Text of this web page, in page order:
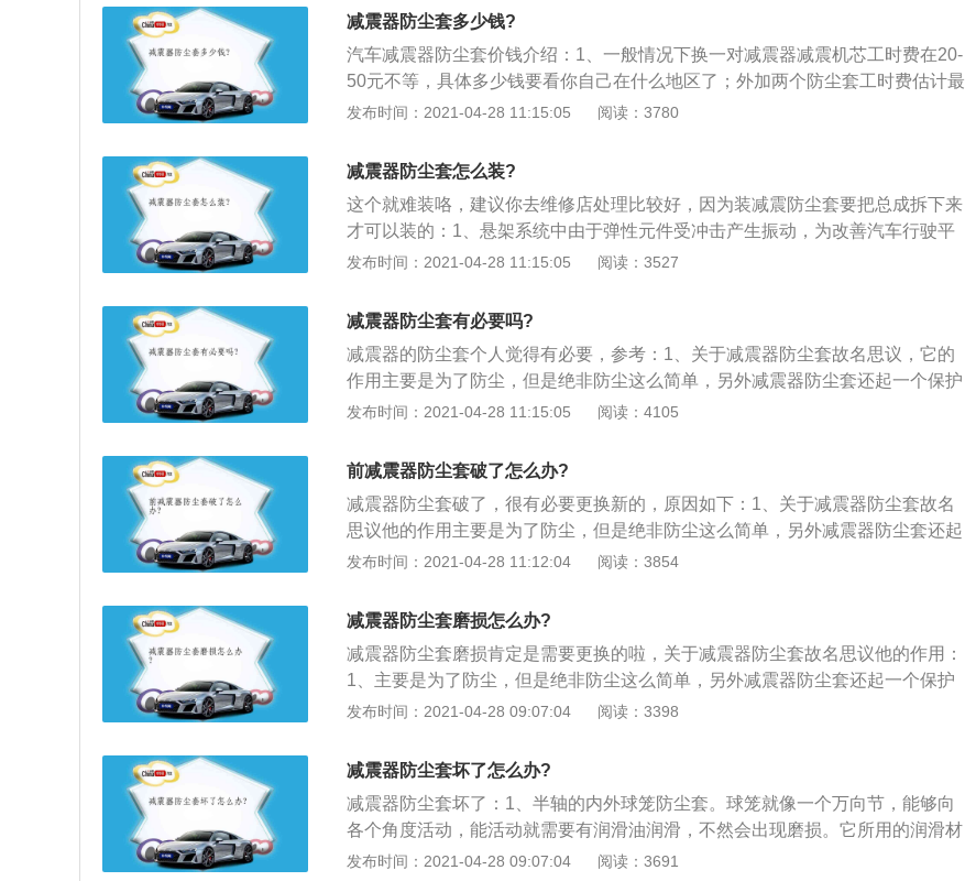
时需要更换的，可以进行更换。
条。如果漏油不能消除，应将减震器拔出来。如果有发夹或重量不等于重量，则
进一步检查活塞与气缸之间的间隙是否过大，减震器活塞杆是否弯曲，以及活塞
杆表面。气缸上是否有划痕或拉痕；3、如果避震器没有漏油，检查避震器的连
接销、连杆、连接孔、橡胶衬套是否损坏、脱焊、断裂或脱落。如果上述检查正
常，则应进一步分解减震器，以检查活塞与气缸之间的间隙是否过大，气缸是否
弹簧是否太软或断裂。适当修理或更换零件。
减震器防尘套多少钱?
汽车减震器防尘套价钱介绍：1、一般情况下换一对减震器减震机芯工时费在20-
50元不等，具体多少钱要看你自己在什么地区了；外加两个防尘套工时费估计最
多50元。所以换个减震器机芯和防尘套最多工时费100元；2、当某一个减振器损
就会大大降低，最明显的表现就是过颠簸路面或减速带时，该车轮发出“咣咣”的
响声；3、时该车轮与地面之间的附着力降低，在遇到颠簸路况或在过弯时，这
个车轮会离开地面，汽车有失控的危险，所以，减振器漏油后，要降低汽车的行
驶速度，特别是过弯时的速度；还有就是汽车在过弯时车身的侧倾会增大，严重
时会发生侧滑。
发布时间：2021-04-28 11:15:05 阅读：3780
减震器防尘套怎么装?
这个就难装咯，建议你去维修店处理比较好，因为装减震防尘套要把总成拆下来
才可以装的：1、悬架系统中由于弹性元件受冲击产生振动，为改善汽车行驶平
顺性，悬架中与弹性元件并联安装减振器，为衰减振动；2、汽车悬架系统中采
相对运动时；3、减振器内的活塞上下移动，减振器腔内的油液便反复地从一个
腔经过不同的孔隙流入另一个腔内。
发布时间：2021-04-28 11:15:05 阅读：3527
减震器防尘套有必要吗?
减震器的防尘套个人觉得有必要，参考：1、关于减震器防尘套故名思议，它的
作用主要是为了防尘，但是绝非防尘这么简单，另外减震器防尘套还起一个保护
的作用，保护里面的润滑油不被流出保护减震器不被灰尘所覆盖从而保证减震器
的时候容易损坏，而且也比较难拆，这里的螺丝都比较紧，二是因为一旦拆装后
四轮定位数据肯定会变动就需要重新四轮定位，后做的定位数据多少都是有误差
的，不会像原厂出来的那么精确；3、三是防尘套对机械结构不会造成什么大的
影响，基本只是一个防尘的作用，不破裂也会有泥沙进入。如果年份长了，定位
数据不准确了，避震缓冲块或者其他部件同时需要更换的，可以进行更换。
发布时间：2021-04-28 11:15:05 阅读：4105
前减震器防尘套破了怎么办?
减震器防尘套破了，很有必要更换新的，原因如下：1、关于减震器防尘套故名
思议他的作用主要是为了防尘，但是绝非防尘这么简单，另外减震器防尘套还起
一个保护的作用；2、保护里面的润滑油不被流出保护减震器不被灰尘所覆盖从
车零部件当中不是那么重要；3、其实恰恰相反，首先不注重减震器防尘套的更
换最直接就会导致减震器损坏，减震器避震效果不会随之便会带来更多的附带问
题比如发动机颠簸松动等等；4、所以各位车友在对自己爱车进行体检的时候更
加应该注意下你的减震器防尘套是否需要更换下。
发布时间：2021-04-28 11:12:04 阅读：3854
减震器防尘套磨损怎么办?
减震器防尘套磨损肯定是需要更换的啦，关于减震器防尘套故名思议他的作用：
1、主要是为了防尘，但是绝非防尘这么简单，另外减震器防尘套还起一个保护
的作用，保护里面的润滑油不被流出保护减震器不被灰尘所覆盖从而保证减震器
当中不是那么重要，其实恰恰相反，首先不注重减震器防尘套的更换最直接就会
导致减震器损坏，减震器避震效果不会随之便会带来更多的附带问题比如发动机
颠簸松动等等；3、所以各位车友在对自己爱车进行体检的时候更加应该注意下
你的减震器防尘套是否需要更换下。
发布时间：2021-04-28 09:07:04 阅读：3398
减震器防尘套坏了怎么办?
减震器防尘套坏了：1、半轴的内外球笼防尘套。球笼就像一个万向节，能够向
各个角度活动，能活动就需要有润滑油润滑，不然会出现磨损。它所用的润滑材
料是润滑脂，免维护的不需要更换。而球笼套的作用就是包裹这些润滑脂，不让
发布时间：2021-04-28 09:07:04 阅读：3691